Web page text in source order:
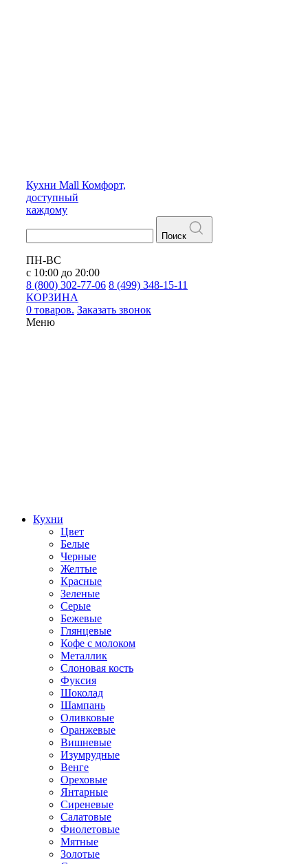
Кухни Mall Комфорт,
доступный
каждому
Поиск
ПН-ВС
с 10:00 до 20:00
8 (800) 302-77-06 8 (499) 348-15-11
КОРЗИНА
0 товаров. Заказать звонок
Меню
Кухни
Цвет
Белые
Черные
Желтые
Красные
Зеленые
Серые
Бежевые
Глянцевые
Кофе с молоком
Металлик
Слоновая кость
Фуксия
Шоколад
Шампань
Оливковые
Оранжевые
Вишневые
Изумрудные
Венге
Ореховые
Янтарные
Сиреневые
Салатовые
Фиолетовые
Мятные
Золотые